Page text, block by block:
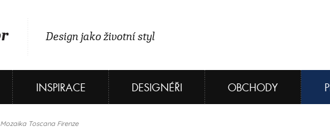
Design jako životní styl
INSPIRACE DESIGNÉŘI OBCHODY
Mozaika Toscana Firenze